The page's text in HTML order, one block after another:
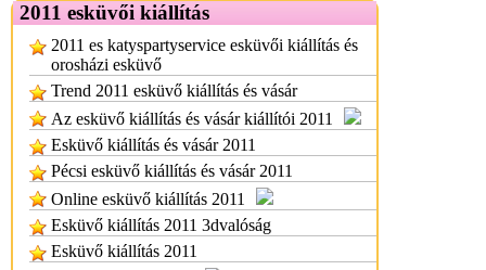
2011 esküvői kiállítás
2011 es katyspartyservice esküvői kiállítás és
orosházi esküvő
Trend 2011 esküvő kiállítás és vásár
Az esküvő kiállítás és vásár kiállítói 2011
Esküvő kiállítás és vásár 2011
Pécsi esküvő kiállítás és vásár 2011
Online esküvő kiállítás 2011
Esküvő kiállítás 2011 3dvalóság
Esküvő kiállítás 2011